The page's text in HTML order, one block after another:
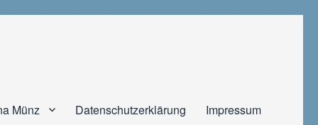
Münz Datenschutzerklärung Impressum